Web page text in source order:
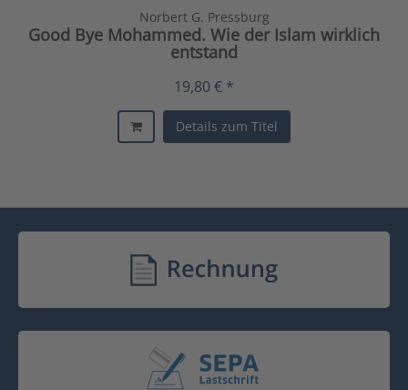
Norbert G. Pressburg
Good Bye Mohammed. Wie der Islam wirklich
entstand
19,80 € *
Details zum Titel